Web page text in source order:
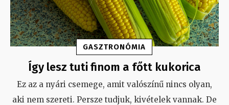
GASZTRONÓMIA
Így lesz tuti finom a főtt kukorica
Ez az a nyári csemege, amit valószínű nincs olyan,
aki nem szereti. Persze tudjuk, kivételek vannak. De